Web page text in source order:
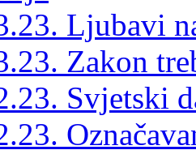
Ljubavi
Zakon
Svjetski